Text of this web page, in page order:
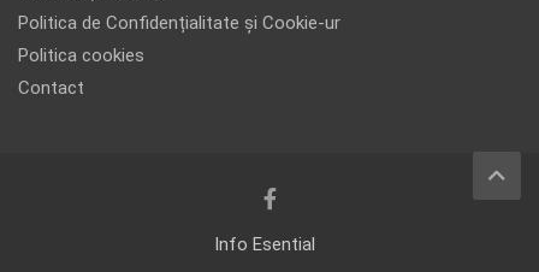
Politica de Confidențialitate și Cookie-ur
Politica cookies
Contact
Info Esential